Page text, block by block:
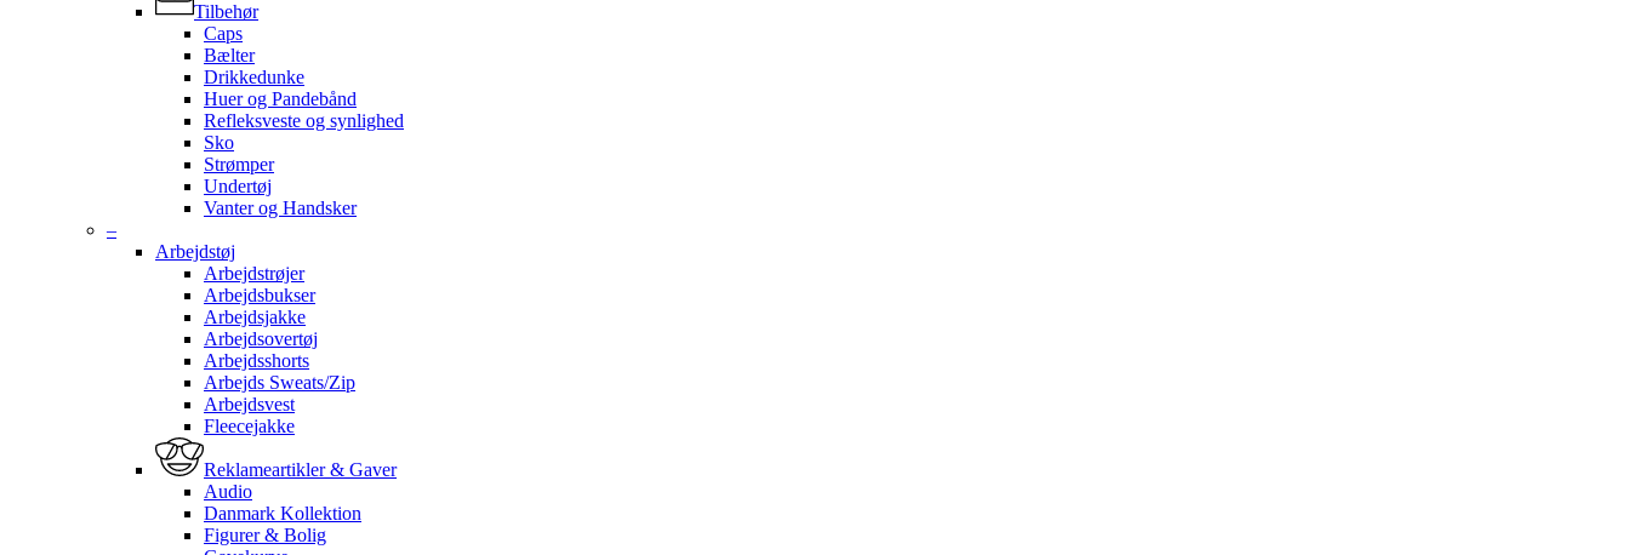
Tilbehør
Caps
Bælter
Drikkedunke
Huer og Pandebånd
Refleksveste og synlighed
Sko
Strømper
Undertøj
Vanter og Handsker
–
Arbejdstøj
Arbejdstrøjer
Arbejdsbukser
Arbejdsjakke
Arbejdsovertøj
Arbejdsshorts
Arbejds Sweats/Zip
Arbejdsvest
Fleecejakke
Reklameartikler & Gaver
Audio
Danmark Kollektion
Figurer & Bolig